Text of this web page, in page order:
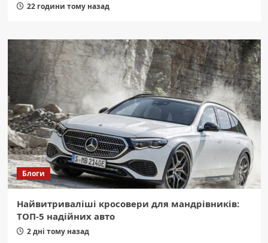
22 години тому назад
Блоги
Найвитриваліші кросовери для мандрівників:
ТОП-5 надійних авто
2 дні тому назад